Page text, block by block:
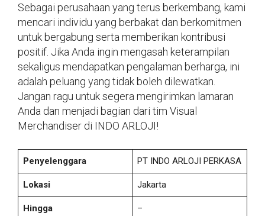
Sebagai perusahaan yang terus berkembang, kami
mencari individu yang berbakat dan berkomitmen
untuk bergabung serta memberikan kontribusi
positif. Jika Anda ingin mengasah keterampilan
sekaligus mendapatkan pengalaman berharga, ini
adalah peluang yang tidak boleh dilewatkan.
Jangan ragu untuk segera mengirimkan lamaran
Anda dan menjadi bagian dari tim Visual
Merchandiser di INDO ARLOJI!
Penyelenggara PT INDO ARLOJI PERKASA
Lokasi Jakarta
Hingga –